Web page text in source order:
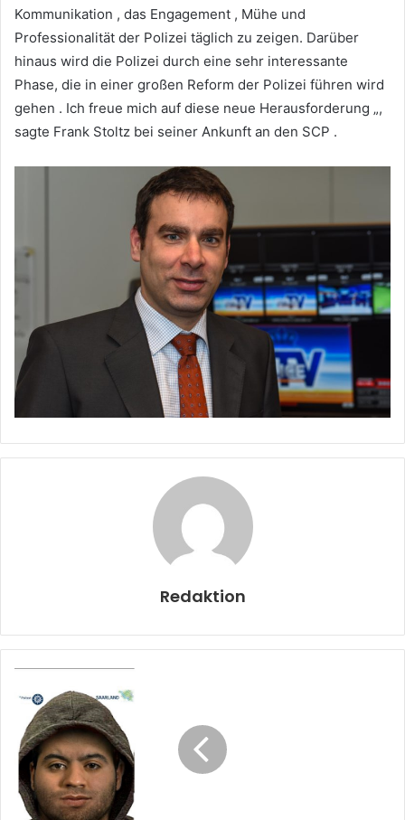
Kommunikation , das Engagement , Mühe und
Professionalität der Polizei täglich zu zeigen. Darüber
hinaus wird die Polizei durch eine sehr interessante
Phase, die in einer großen Reform der Polizei führen wird
gehen . Ich freue mich auf diese neue Herausforderung „,
sagte Frank Stoltz bei seiner Ankunft an den SCP .
Redaktion